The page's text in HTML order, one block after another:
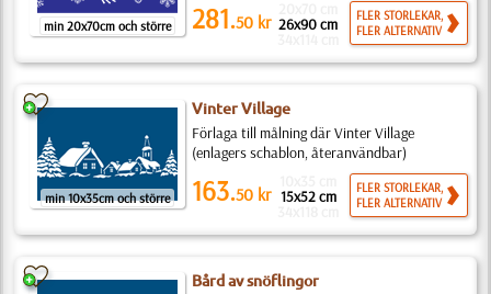
min 20x70cm och större 281.50 kr 26x90 cm
FLER STORLEKAR,
FLER ALTERNATIV
min 10x35cm och större
Vinter Village
Förlaga till målning där Vinter Village
(enlagers schablon, återanvändbar)
163.50 kr 15x52 cm
FLER STORLEKAR,
FLER ALTERNATIV
Bård av snöflingor